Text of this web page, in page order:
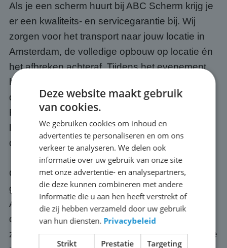
Als je een scherm huurt bij ABC Scherm krijg je
er een kwaliteits- en servicegarantie bij. Wij
zorgen voor het transport naar jouw locatie in
Amsterdam, de volledige opbouw op locatie én
het afbreken achteraf. Tijdens het evenement
hoef jij je geen moment zorgen te maken over
de techniek, dat is onze verantwoordelijkheid.
Bovendien weten we precies wat we moeten
leveren voor tien mensen, tienduizend én alles
daartussenin.
Optioneel regelen we ook een passende
geluidsinstallatie, zodat jouw publiek in
Amsterdam ook het commentaar, de muziek of
de presentatie goed meekrijgt. Onze schermen
zijn altijd up-to-date: we investeren continu in de
Deze website maakt gebruik
van cookies.
We gebruiken cookies om inhoud en
advertenties te personaliseren en om ons
verkeer te analyseren. We delen ook
informatie over uw gebruik van onze site
met onze advertentie- en analysepartners,
die deze kunnen combineren met andere
informatie die u aan hen heeft verstrekt of
die zij hebben verzameld door uw gebruik
van hun diensten. Privacybeleid
Strikt
Prestatie Targeting